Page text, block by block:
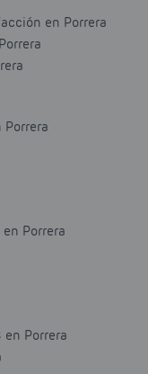
en Porrera
Porrera
Porrera